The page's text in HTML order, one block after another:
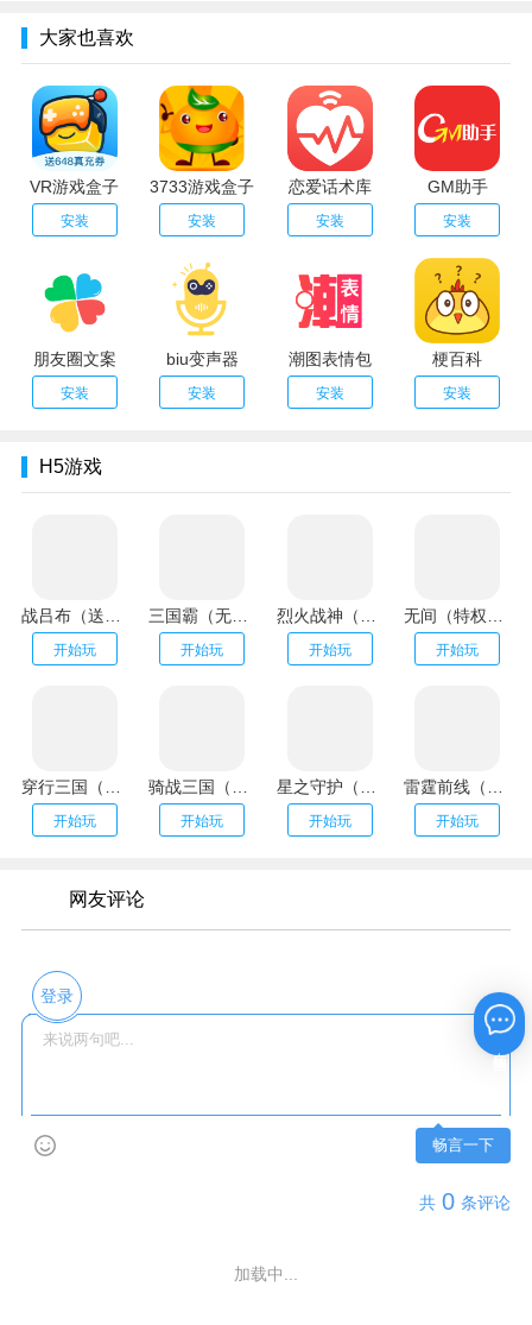
大家也喜欢
VR游戏盒子
安装
3733游戏盒子
安装
恋爱话术库
安装
GM助手
安装
朋友圈文案
安装
biu变声器
安装
潮图表情包
安装
梗百科
安装
H5游戏
开始玩 开始玩 开始玩 开始玩
穿行三国（全武将免充）
开始玩
骑战三国（GM刷充金手指）
开始玩
星之守护（神龙送万充）
开始玩
雷霆前线（送传世100万充）
开始玩
网友评论
登录
畅言一下
共 0 条评论
加载中...